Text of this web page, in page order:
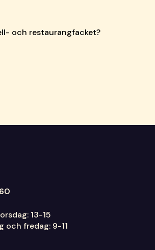
och restaurangfacket?
13-15
och fredag: 9-11